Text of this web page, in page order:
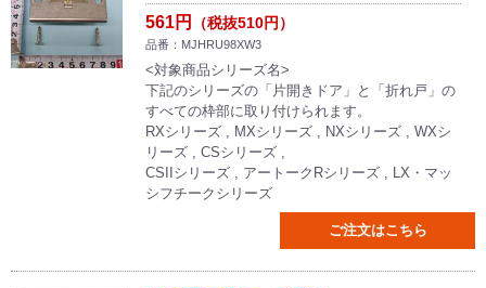
561円 （税抜510円）
品番：MJHRU98XW3
<対象商品シリーズ名>
下記のシリーズの「片開きドア」と「折れ戸」の
すべての枠部に取り付けられます。
RXシリーズ , MXシリーズ , NXシリーズ , WXシ
リーズ , CSシリーズ ,
CSIIシリーズ , アートークRシリーズ , LX・マッ
シフチークシリーズ
ご注文はこちら